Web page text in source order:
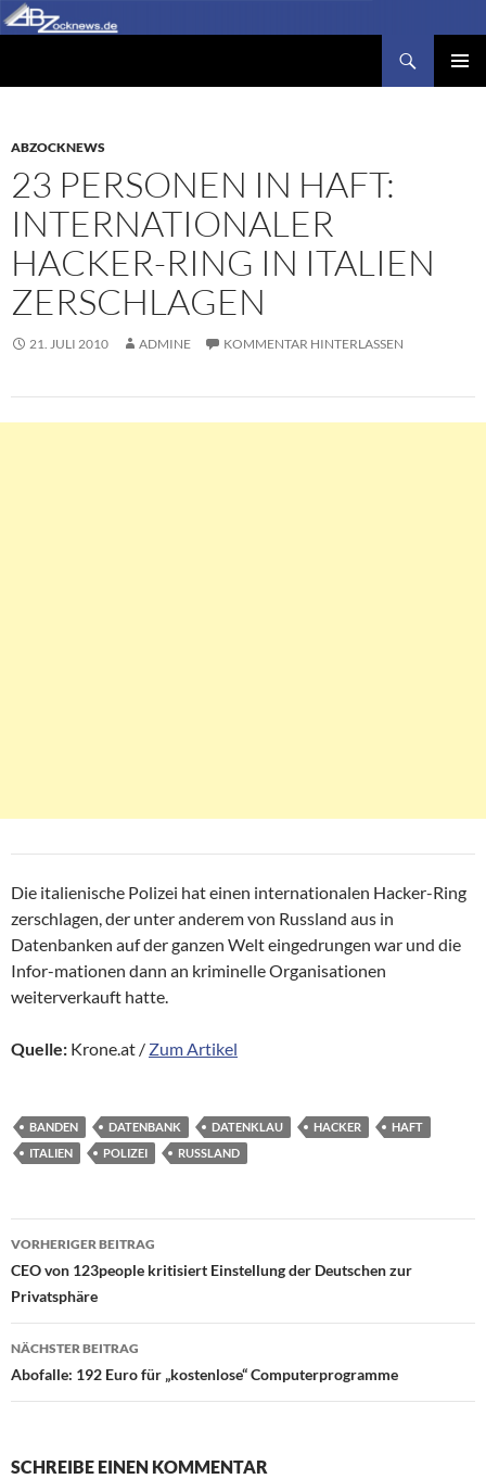
Zum
Inhalt
ABZOCKNEWS
23 PERSONEN IN HAFT:
INTERNATIONALER
HACKER-RING IN ITALIEN
ZERSCHLAGEN
21. JULI 2010 ADMINE KOMMENTAR HINTERLASSEN
Die italienische Polizei hat einen internationalen Hacker-Ring
zerschlagen, der unter anderem von Russland aus in
Datenbanken auf der ganzen Welt eingedrungen war und die
Infor-mationen dann an kriminelle Organisationen
weiterverkauft hatte.
Quelle: Krone.at / Zum Artikel
BANDEN DATENBANK DATENKLAU HACKER
HAFT
ITALIEN
POLIZEI RUSSLAND
Beitragsnavigation
VORHERIGER BEITRAG
CEO von 123people kritisiert Einstellung der Deutschen zur
Privatsphäre
NÄCHSTER BEITRAG
Abofalle: 192 Euro für „kostenlose“ Computerprogramme
SCHREIBE EINEN KOMMENTAR